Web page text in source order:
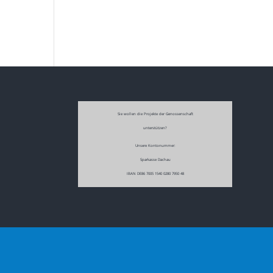
Sie wollen die Projekte der Genossenschaft
unterstützen?
Unsere Kontonummer:
Sparkasse Dachau
IBAN DE86 7005 1540 0280 7950 48